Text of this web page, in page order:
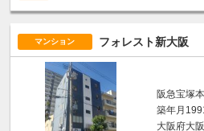
マンション フォレスト新大阪
阪急宝塚
築年月
大阪府大